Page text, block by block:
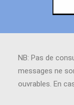
NB: Pas de
messages ne
ouvrables. En